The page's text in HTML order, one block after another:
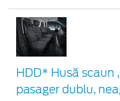
HDD* Husă scaun
pasager dublu,